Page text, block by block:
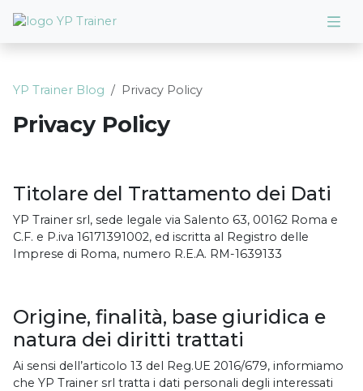
YP Trainer Blog Privacy Policy
Privacy Policy
Titolare del Trattamento dei Dati
YP Trainer srl, sede legale via Salento 63, 00162 Roma e
C.F. e P.iva 16171391002, ed iscritta al Registro delle
Imprese di Roma, numero R.E.A. RM-1639133
Origine, finalità, base giuridica e
natura dei diritti trattati
Ai sensi dell’articolo 13 del Reg.UE 2016/679, informiamo
che YP Trainer srl tratta i dati personali degli interessati